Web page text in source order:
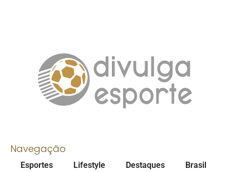
Navegação
Esportes Lifestyle Destaques Brasil